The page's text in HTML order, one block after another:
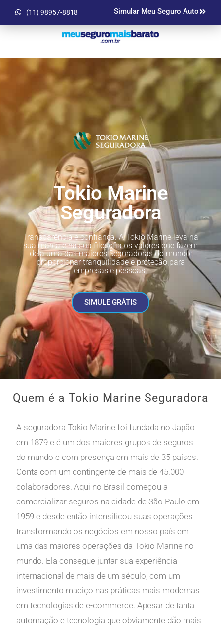
(11) 98957-8818 Simular Meu Seguro Auto
Tokio Marine
Seguradora
Transparência e confiança. A Tokio Marine leva na
sua marca e na sua filosofia os valores que fazem
dela uma das maiores Seguradoras do mundo:
proporcionar tranquilidade e proteção para
empresas e pessoas.
SIMULE GRÁTIS
Quem é a Tokio Marine Seguradora
A seguradora Tokio Marine foi fundada no Japão
em 1879 e é um dos maiores grupos de seguros
do mundo e com presença em mais de 35 países.
Conta com um contingente de mais de 45.000
colaboradores. Aqui no Brasil começou a
comercializar seguros na cidade de São Paulo em
1959 e desde então intensificou suas operações
transformando os negócios em nosso país em
uma das maiores operações da Tokio Marine no
mundo. Ela consegue juntar sua experiência
internacional de mais de um século, com um
investimento maciço nas práticas mais modernas
em tecnologias de e-commerce. Apesar de tanta
automação e tecnologia que obviamente dão mais